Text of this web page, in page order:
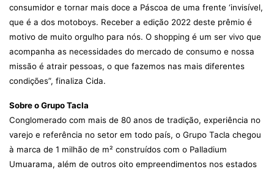
consumidor e tornar mais doce a Páscoa de uma frente ‘invisível,
que é a dos motoboys. Receber a edição 2022 deste prêmio é
motivo de muito orgulho para nós. O shopping é um ser vivo que
acompanha as necessidades do mercado de consumo e nossa
missão é atrair pessoas, o que fazemos nas mais diferentes
condições”, finaliza Cida.
Sobre o Grupo Tacla
Conglomerado com mais de 80 anos de tradição, experiência no
varejo e referência no setor em todo país, o Grupo Tacla chegou
à marca de 1 milhão de m² construídos com o Palladium
Umuarama, além de outros oito empreendimentos nos estados